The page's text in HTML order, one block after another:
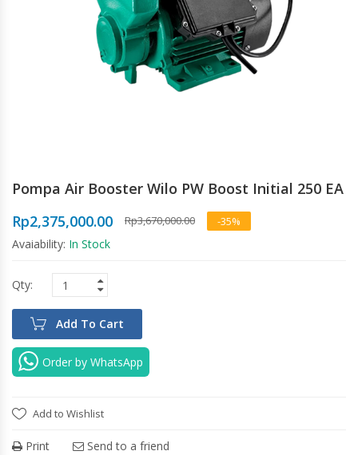
Pompa Air Booster Wilo PW Boost Initial 250 EA
Rp3,670,000.00
Rp2,375,000.00 -35%
Avaiability: In Stock
Add To Cart
Order by WhatsApp
Add to Wishlist
Print Send to a friend